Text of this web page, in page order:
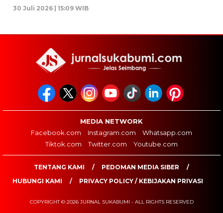
30 Juli 2026 | 15:09 WIB
MEDIA NETWORK
Facebook.com
Instagram.com
Whatsapp.com
Tiktok.com
Twitter.com Youtube.com
TENTANG KAMI
PEDOMAN MEDIA SIBER
HUBUNGI KAMI
PRIVACY POLICY / KEBIJAKAN PRIVASI
COPYRIGHT © 2026 JURNAL SUKABUMI - ALL RIGHTS RESERVED